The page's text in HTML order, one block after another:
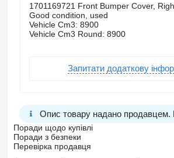
1701169721 Front Bumper Cover,
Good condition, used
Vehicle Cm3: 8900
Vehicle Cm3 Round: 8900
Запитати додаткову
Опис товару надано продавцем.
Поради щодо купівлі
Поради з безпеки
Перевірка продавця